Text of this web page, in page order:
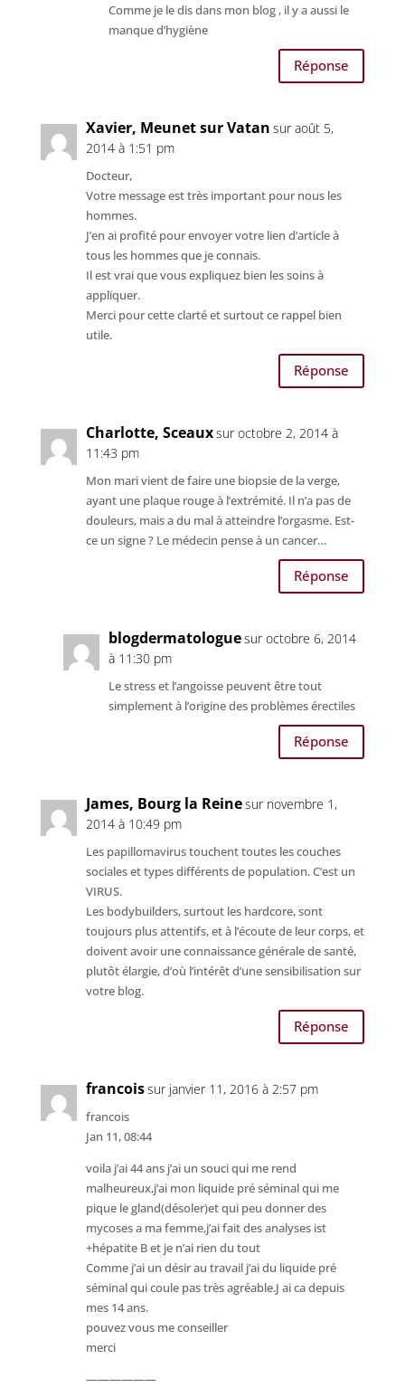
Comme je le dis dans mon blog , il y a aussi le
manque d’hygiène
Réponse
Xavier, Meunet sur Vatan sur août 5,
2014 à 1:51 pm
Docteur,
Votre message est très important pour nous les
hommes.
J’en ai profité pour envoyer votre lien d’article à
tous les hommes que je connais.
Il est vrai que vous expliquez bien les soins à
appliquer.
Merci pour cette clarté et surtout ce rappel bien
utile.
Réponse
Charlotte, Sceauxsur octobre 2, 2014 à
11:43 pm
Mon mari vient de faire une biopsie de la verge,
ayant une plaque rouge à l’extrémité. Il n’a pas de
douleurs, mais a du mal à atteindre l’orgasme. Est-
ce un signe ? Le médecin pense à un cancer…
Réponse
blogdermatologuesur octobre 6, 2014
à 11:30 pm
Le stress et l’angoisse peuvent être tout
simplement à l’origine des problèmes érectiles
Réponse
James, Bourg la Reinesur novembre 1,
2014 à 10:49 pm
Les papillomavirus touchent toutes les couches
sociales et types différents de population. C’est un
VIRUS.
Les bodybuilders, surtout les hardcore, sont
toujours plus attentifs, et à l’écoute de leur corps, et
doivent avoir une connaissance générale de santé,
plutôt élargie, d’où l’intérêt d’une sensibilisation sur
votre blog.
Réponse
francoissur janvier 11, 2016 à 2:57 pm
francois
Jan 11, 08:44
voila j’ai 44 ans j’ai un souci qui me rend
malheureux,j’ai mon liquide pré séminal qui me
pique le gland(désoler)et qui peu donner des
mycoses a ma femme,j’ai fait des analyses ist
+hépatite B et je n’ai rien du tout
Comme j’ai un désir au travail j’ai du liquide pré
séminal qui coule pas très agréable.J ai ca depuis
mes 14 ans.
pouvez vous me conseiller
merci
——————